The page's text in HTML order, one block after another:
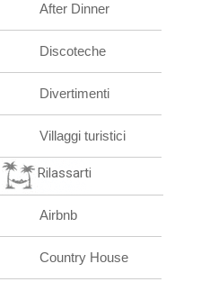
After Dinner
Discoteche
Divertimenti
Villaggi turistici
Rilassarti
Airbnb
Country House